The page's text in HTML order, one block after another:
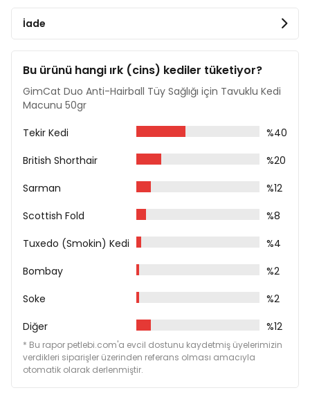
Ham Kül %5,5
İade
Bu ürünü hangi ırk (cins) kediler tüketiyor?
GimCat Duo Anti-Hairball Tüy Sağlığı için Tavuklu Kedi
Macunu 50gr
Tekir Kedi
%40
British Shorthair
%20
Sarman
%12
Scottish Fold
%8
Tuxedo (Smokin) Kedi
%4
Bombay
%2
Soke
%2
Diğer
%12
* Bu rapor petlebi.com'a evcil dostunu kaydetmiş üyelerimizin
verdikleri siparişler üzerinden referans olması amacıyla
otomatik olarak derlenmiştir.